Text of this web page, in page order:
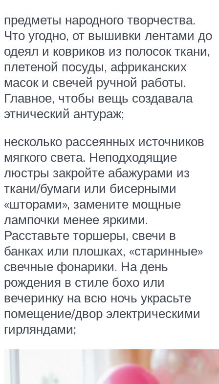
предметы народного творчества.
Что угодно, от вышивки лентами до
одеял и ковриков из полосок ткани,
плетеной посуды, африканских
масок и свечей ручной работы.
Главное, чтобы вещь создавала
этнический антураж;
несколько рассеянных источников
мягкого света. Неподходящие
люстры закройте абажурами из
ткани/бумаги или бисерными
«шторами», замените мощные
лампочки менее яркими.
Расставьте торшеры, свечи в
банках или плошках, «старинные»
свечные фонарики. На день
рождения в стиле бохо или
вечеринку на всю ночь украсьте
помещение/двор электрическими
гирляндами;